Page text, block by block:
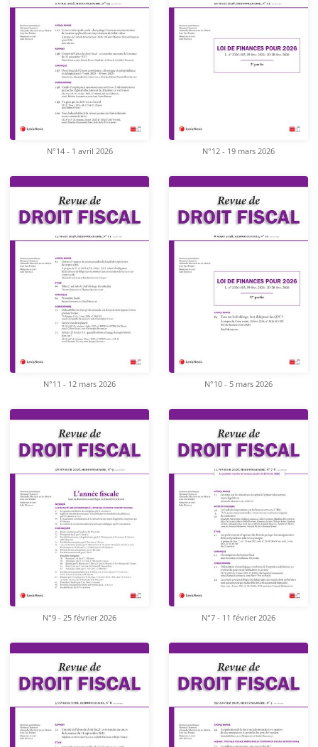
N°14 - 1 avril 2026 N°12 - 19 mars 2026
N°11 - 12 mars 2026 N°10 - 5 mars 2026
N°9 - 25 février 2026 N°7 - 11 février 2026